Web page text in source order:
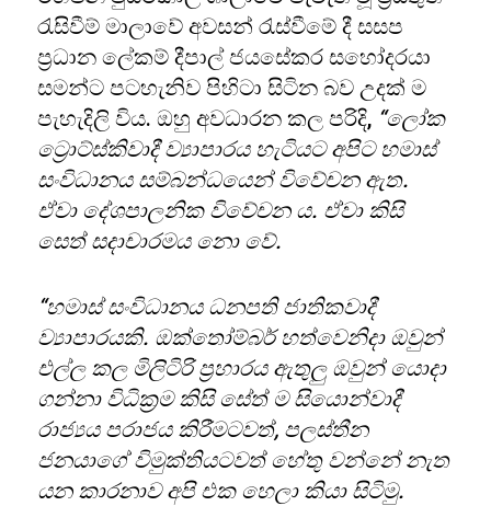
රැසිවීම් මාලාවේ අවසන් රැස්වීමේ දී සසප
ප්‍රධාන ලේකම් දීපාල් ජයසේකර සහෝදරයා
සමන්ට පටහැනිව පිහිටා සිටින බව උදක් ම
පැහැදිලි විය. ඔහු අවධාරන කල පරිදි, “ලෝක
ට්‍රොට්ස්කිවාදී ව්‍යාපාරය හැටියට අපිට හමාස්
සංවිධානය සම්බන්ධයෙන් විවේචන ඇත.
ඒවා දේශපාලනික විවේචන ය. ඒවා කිසි
සෙත් සදාචාරමය නො වේ.
“හමාස් සංවිධානය ධනපති ජාතිකවාදී
ව්‍යාපාරයකි. ඔක්තෝම්බර් හත්වෙනිදා ඔවුන්
එල්ල කල මිලිටිරි ප්‍රහාරය ඇතුලු ඔවුන් යොදා
ගන්නා විධික්‍රම කිසි සේත් ම සියොන්වාදී
රාජ්‍යය පරාජය කිරීමටවත්, පලස්තීන
ජනයාගේ විමුක්තියටවත් හේතු වන්නේ නැත
යන කාරනාව අපි එක හෙලා කියා සිටිමු.